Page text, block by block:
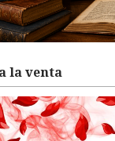
la venta